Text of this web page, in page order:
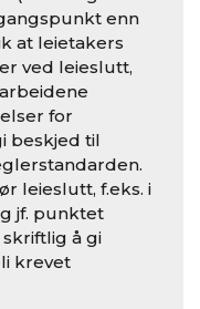
enn
at leietakers
ved leieslutt,
for
beskjed til
leieslutt, f.eks. i
jf. punktet
å gi
krevet